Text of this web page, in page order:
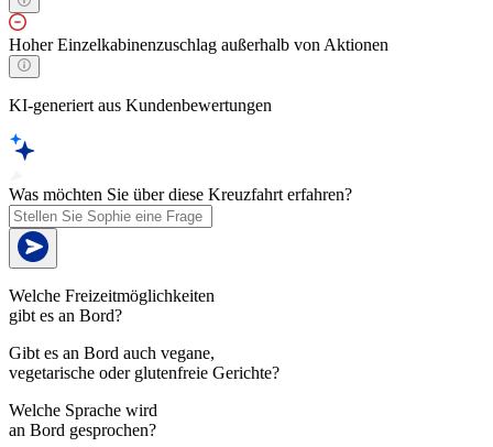
Hoher Einzelkabinenzuschlag außerhalb von Aktionen
KI-generiert aus Kundenbewertungen
Was möchten Sie über diese Kreuzfahrt erfahren?
Welche Freizeitmöglichkeiten
gibt es an Bord?
Gibt es an Bord auch vegane,
vegetarische oder glutenfreie Gerichte?
Welche Sprache wird
an Bord gesprochen?